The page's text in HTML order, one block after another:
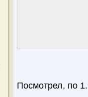
Посмотрел, по